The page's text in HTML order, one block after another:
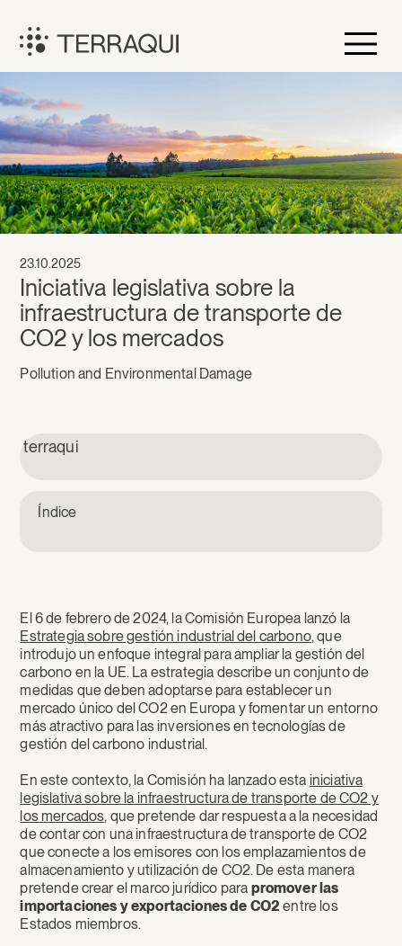
content
Terraqui
Iniciativa legislativa sobre la
infraestructura de transporte de
CO2 y los mercados
23.10.2025
Pollution and Environmental Damage
El 6 de febrero de 2024, la Comisión Europea lanzó la
Estrategia sobre gestión industrial del carbono, que
introdujo un enfoque integral para ampliar la gestión del
carbono en la UE. La estrategia describe un conjunto de
medidas que deben adoptarse para establecer un
mercado único del CO2 en Europa y fomentar un entorno
más atractivo para las inversiones en tecnologías de
gestión del carbono industrial.
En este contexto, la Comisión ha lanzado esta iniciativa
legislativa sobre la infraestructura de transporte de CO2 y
los mercados, que pretende dar respuesta a la necesidad
de contar con una infraestructura de transporte de CO2
que conecte a los emisores con los emplazamientos de
almacenamiento y utilización de CO2. De esta manera
pretende crear el marco jurídico para promover las
importaciones y exportaciones de CO2 entre los
Estados miembros.
terraqui
Índice